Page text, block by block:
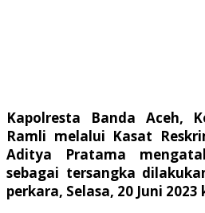
Kapolresta Banda Aceh,
Ramli melalui Kasat
Aditya Pratama
sebagai tersangka
perkara, Selasa, 20 Juni